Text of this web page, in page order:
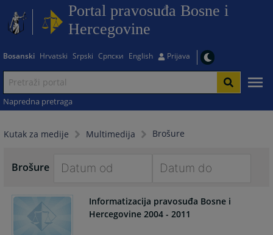
Portal pravosuđa Bosne i
Hercegovine
Bosanski Hrvatski Srpski Српски English Prijava
Napredna pretraga
Kutak za medije Multimedija Brošure
Brošure
forward
to
forward
to
Informatizacija pravosuđa Bosne i
Hercegovine 2004 - 2011